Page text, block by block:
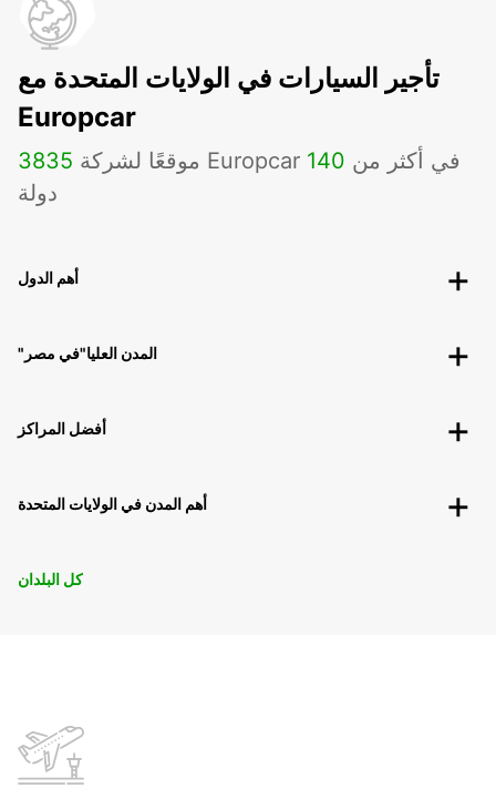
تأجير السيارات في الولايات المتحدة مع
Europcar
3835 موقعًا لشركة Europcar في أكثر من 140
دولة
أهم الدول
"المدن العليا"في مصر
أفضل المراكز
أهم المدن في الولايات المتحدة
كل البلدان